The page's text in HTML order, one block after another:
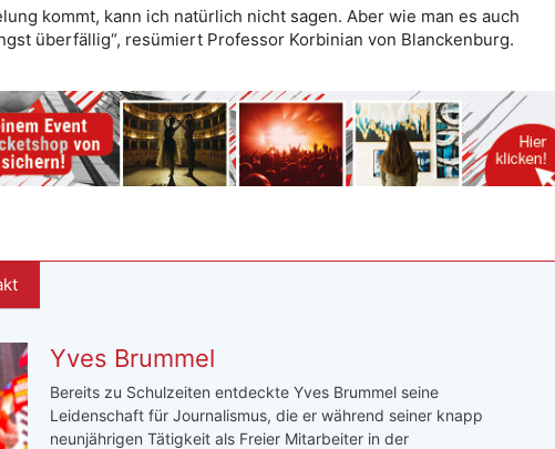
kommt, kann ich natürlich nicht sagen. Aber wie man es auch
überfällig“, resümiert Professor Korbinian von Blanckenburg.
Yves Brummel
Bereits zu Schulzeiten entdeckte Yves Brummel seine
Leidenschaft für Journalismus, die er während seiner knapp
neunjährigen Tätigkeit als Freier Mitarbeiter in der